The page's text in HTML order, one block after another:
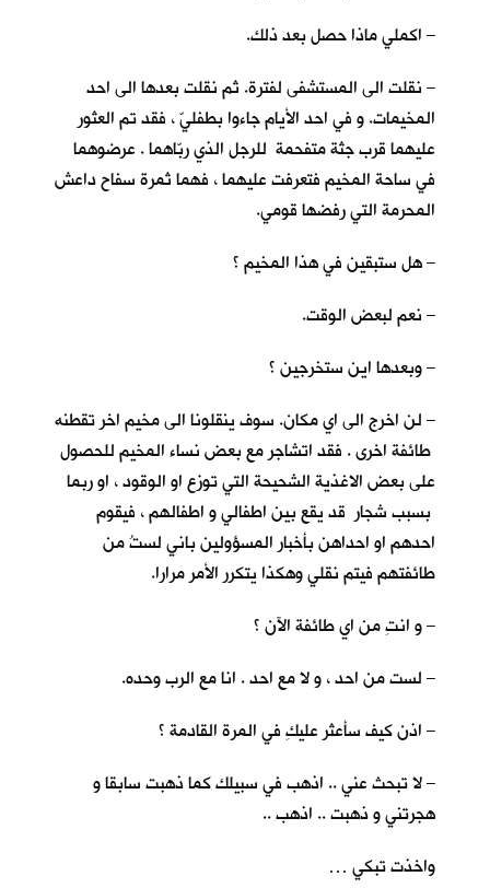
– اكملي ماذا حصل بعد ذلك.
– نقلت الى المستشفى لفترة. ثم نقلت بعدها الى احد
المخيمات. و في احد الأيام جاءوا بطفليّ ، فقد تم العثور
عليهما قرب جثة متفحمة للرجل الذي ربّاهما . عرضوهما
في ساحة المخيم فتعرفت عليهما ، فهما ثمرة سفاح داعش
المحرمة التي رفضها قومي.
– هل ستبقين في هذا المخيم ؟
– نعم لبعض الوقت.
– وبعدها اين ستخرجين ؟
– لن اخرج الى اي مكان. سوف ينقلونا الى مخيم اخر تقطنه
طائفة اخرى . فقد اتشاجر مع بعض نساء المخيم للحصول
على بعض الاغذية الشحيحة التي توزع او الوقود ، او ربما
بسبب شجار قد يقع بين اطفالي و اطفالهم ، فيقوم
احدهم او احداهن بأخبار المسؤولين باني لستُ من
طائفتهم فيتم نقلي وهكذا يتكرر الأمر مرارا.
– و انتِ من اي طائفة الآن ؟
– لست من احد ، و لا مع احد . انا مع الرب وحده.
– اذن كيف سأعثر عليكِ في المرة القادمة ؟
– لا تبحث عني .. اذهب في سبيلك كما ذهبت سابقا و
هجرتني و ذهبت .. اذهب ..
واخذت تبكي …